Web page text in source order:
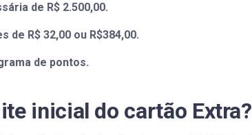
de R$ 2.500,00.
de R$ 32,00 ou R$384,00.
de pontos.
inicial do cartão Extra?